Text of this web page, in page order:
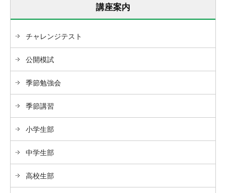
講座案内
チャレンジテスト
公開模試
季節勉強会
季節講習
小学生部
中学生部
高校生部